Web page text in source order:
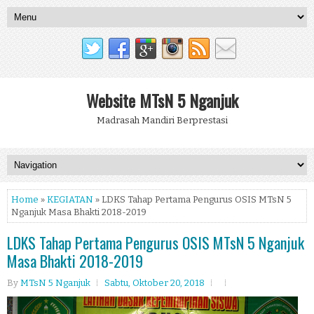
Website MTsN 5 Nganjuk
Madrasah Mandiri Berprestasi
Home » KEGIATAN » LDKS Tahap Pertama Pengurus OSIS MTsN 5
Nganjuk Masa Bhakti 2018-2019
LDKS Tahap Pertama Pengurus OSIS MTsN 5 Nganjuk
Masa Bhakti 2018-2019
By MTsN 5 Nganjuk Sabtu, Oktober 20, 2018